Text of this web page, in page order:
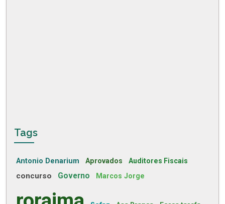
Tags
Antonio Denarium Aprovados Auditores Fiscais
concurso Governo Marcos Jorge